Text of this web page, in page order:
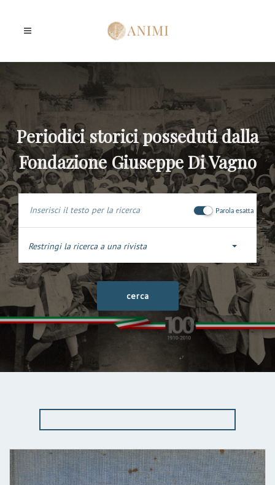
Periodici storici posseduti dalla
Fondazione Giuseppe Di Vagno
Parola esatta
Restringi la ricerca a una rivista